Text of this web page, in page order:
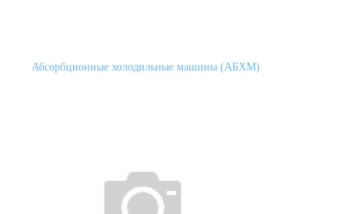
Абсорбционные холодильные машины (АБХМ)